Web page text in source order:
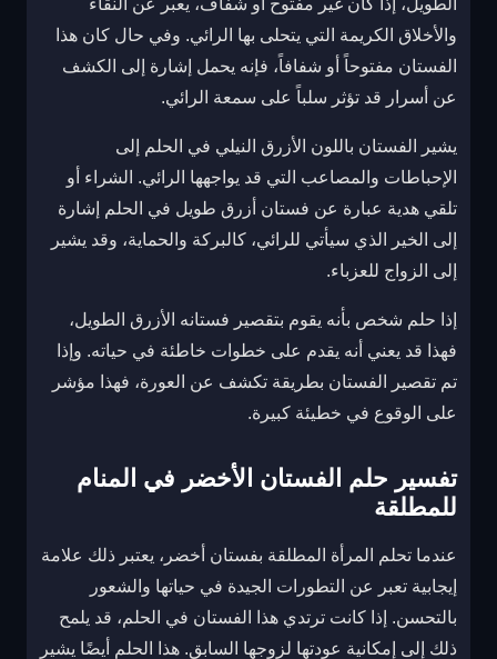
والأخلاق الكريمة التي يتحلى بها الرائي. وفي حال كان هذا
الفستان مفتوحاً أو شفافاً، فإنه يحمل إشارة إلى الكشف
عن أسرار قد تؤثر سلباً على سمعة الرائي.
يشير الفستان باللون الأزرق النيلي في الحلم إلى
الإحباطات والمصاعب التي قد يواجهها الرائي. الشراء أو
تلقي هدية عبارة عن فستان أزرق طويل في الحلم إشارة
إلى الخير الذي سيأتي للرائي، كالبركة والحماية، وقد يشير
إلى الزواج للعزباء.
إذا حلم شخص بأنه يقوم بتقصير فستانه الأزرق الطويل،
فهذا قد يعني أنه يقدم على خطوات خاطئة في حياته. وإذا
تم تقصير الفستان بطريقة تكشف عن العورة، فهذا مؤشر
على الوقوع في خطيئة كبيرة.
تفسير حلم الفستان الأخضر في المنام
للمطلقة
عندما تحلم المرأة المطلقة بفستان أخضر، يعتبر ذلك علامة
إيجابية تعبر عن التطورات الجيدة في حياتها والشعور
بالتحسن. إذا كانت ترتدي هذا الفستان في الحلم، قد يلمح
ذلك إلى إمكانية عودتها لزوجها السابق. هذا الحلم أيضًا يشير